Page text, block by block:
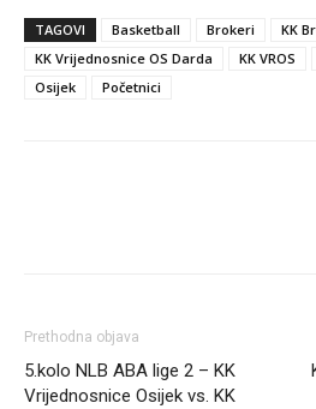
TAGOVI Basketball Brokeri
KK
KK Vrijednosnice OS Darda
KK VROS
Osijek
Početnici
Prethodna objava
5.kolo NLB ABA lige 2 – KK
Vrijednosnice Osijek vs. KK